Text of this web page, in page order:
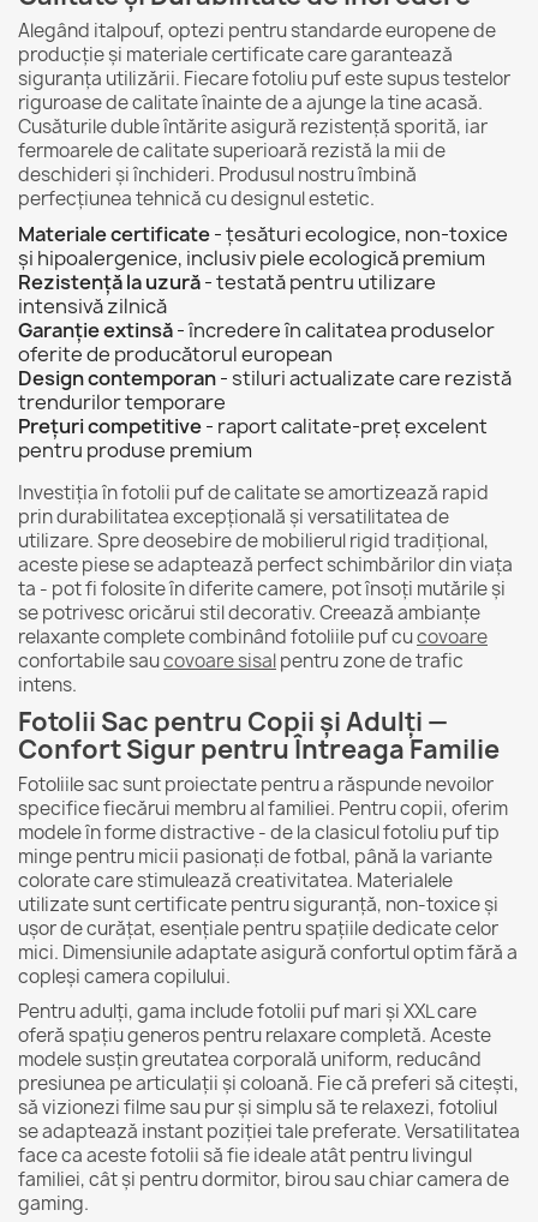
Alegând italpouf, optezi pentru standarde europene de
producție și materiale certificate care garantează
siguranța utilizării. Fiecare fotoliu puf este supus testelor
riguroase de calitate înainte de a ajunge la tine acasă.
Cusăturile duble întărite asigură rezistență sporită, iar
fermoarele de calitate superioară rezistă la mii de
deschideri și închideri. Produsul nostru îmbină
perfecțiunea tehnică cu designul estetic.
Materiale certificate- țesături ecologice, non-toxice
și hipoalergenice, inclusiv piele ecologică premium
Rezistență la uzură- testată pentru utilizare
intensivă zilnică
Garanție extinsă- încredere în calitatea produselor
oferite de producătorul european
Design contemporan- stiluri actualizate care rezistă
trendurilor temporare
Prețuri competitive- raport calitate-preț excelent
pentru produse premium
Investiția în fotolii puf de calitate se amortizează rapid
prin durabilitatea excepțională și versatilitatea de
utilizare. Spre deosebire de mobilierul rigid tradițional,
aceste piese se adaptează perfect schimbărilor din viața
ta - pot fi folosite în diferite camere, pot însoți mutările și
se potrivesc oricărui stil decorativ. Creează ambianțe
relaxante complete combinând fotoliile puf cucovoare
confortabile saucovoare sisalpentru zone de trafic
intens.
Fotolii Sac pentru Copii și Adulți —
Confort Sigur pentru Întreaga Familie
Fotoliile sac sunt proiectate pentru a răspunde nevoilor
specifice fiecărui membru al familiei. Pentru copii, oferim
modele în forme distractive - de la clasicul fotoliu puf tip
minge pentru micii pasionați de fotbal, până la variante
colorate care stimulează creativitatea. Materialele
utilizate sunt certificate pentru siguranță, non-toxice și
ușor de curățat, esențiale pentru spațiile dedicate celor
mici. Dimensiunile adaptate asigură confortul optim fără a
copleși camera copilului.
Pentru adulți, gama include fotolii puf mari și XXL care
oferă spațiu generos pentru relaxare completă. Aceste
modele susțin greutatea corporală uniform, reducând
presiunea pe articulații și coloană. Fie că preferi să citești,
să vizionezi filme sau pur și simplu să te relaxezi, fotoliul
se adaptează instant poziției tale preferate. Versatilitatea
face ca aceste fotolii să fie ideale atât pentru livingul
familiei, cât și pentru dormitor, birou sau chiar camera de
gaming.